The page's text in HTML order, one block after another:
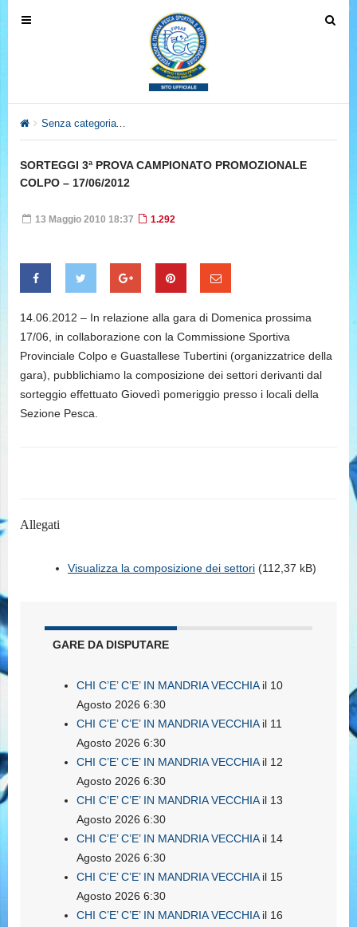
T
v
T
Senza categoria
SORTEGGI 3ª PROVA CAMPIONATO PROMOZIONALE
COLPO – 17/06/2012
13 Maggio 2010 18:37 1.292
14.06.2012 – In relazione alla gara di Domenica prossima
17/06, in collaborazione con la Commissione Sportiva
Provinciale Colpo e Guastallese Tubertini (organizzatrice della
gara), pubblichiamo la composizione dei settori derivanti dal
sorteggio effettuato Giovedì pomeriggio presso i locali della
Sezione Pesca.
Allegati
Visualizza la composizione dei settori (112,37 kB)
GARE DA DISPUTARE
CHI C’E’ C’E’ IN MANDRIA VECCHIAil 10
Agosto 2026 6:30
CHI C’E’ C’E’ IN MANDRIA VECCHIAil 11
Agosto 2026 6:30
CHI C’E’ C’E’ IN MANDRIA VECCHIAil 12
Agosto 2026 6:30
CHI C’E’ C’E’ IN MANDRIA VECCHIAil 13
Agosto 2026 6:30
CHI C’E’ C’E’ IN MANDRIA VECCHIAil 14
Agosto 2026 6:30
CHI C’E’ C’E’ IN MANDRIA VECCHIAil 15
Agosto 2026 6:30
CHI C’E’ C’E’ IN MANDRIA VECCHIAil 16